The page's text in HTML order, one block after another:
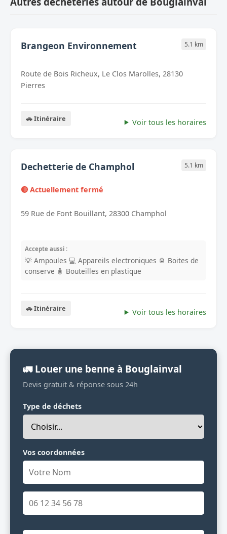
Brangeon Environnement 5.1 km
Route de Bois Richeux, Le Clos Marolles, 28130
Pierres
🚗 Itinéraire Voir tous les horaires
Dechetterie de Champhol 5.1 km
🔴 Actuellement fermé
59 Rue de Font Bouillant, 28300 Champhol
Accepte aussi :
💡 Ampoules 💻 Appareils electroniques 🥫 Boites de
conserve 🧴 Bouteilles en plastique
🚗 Itinéraire Voir tous les horaires
🚛 Louer une benne à Bouglainval
Devis gratuit & réponse sous 24h
Type de déchets
Vos coordonnées